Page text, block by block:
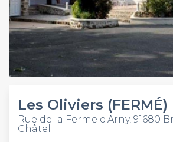
Les Oliviers (FERMÉ)
Rue de la Ferme d'Arny, 91680
Châtel